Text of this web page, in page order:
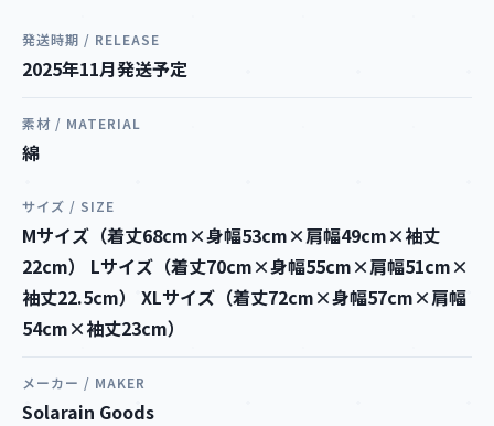
発送時期 / RELEASE
2025年11月発送予定
素材 / MATERIAL
綿
サイズ / SIZE
Mサイズ（着丈68cm×身幅53cm×肩幅49cm×袖丈
22cm） Lサイズ（着丈70cm×身幅55cm×肩幅51cm×
袖丈22.5cm） XLサイズ（着丈72cm×身幅57cm×肩幅
54cm×袖丈23cm）
メーカー / MAKER
Solarain Goods